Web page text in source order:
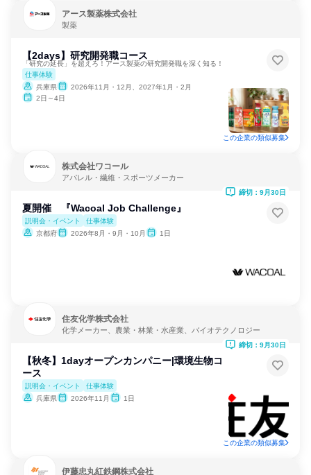
アース製薬株式会社
製薬
【2days】研究開発職コース
「研究の延長」を超えろ！アース製薬の研究開発職を深く知る！
仕事体験
兵庫県
2026年11月・12月、2027年1月・2月
2日～4日
この企業の類似募集
株式会社ワコール
アパレル・繊維・スポーツメーカー
夏開催 『Wacoal Job Challenge』
説明会・イベント
仕事体験
京都府
2026年8月・9月・10月 1日
締切：9月30日
住友化学株式会社
化学メーカー、農業・林業・水産業、バイオテクノロジー
【秋冬】1dayオープンカンパニー|環境生物コ
ース
説明会・イベント
仕事体験
兵庫県
2026年11月 1日
締切：9月30日
この企業の類似募集
伊藤忠丸紅鉄鋼株式会社